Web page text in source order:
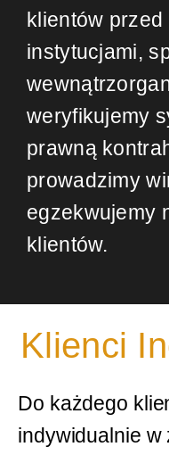
klientów
instytucjami,
weryfikujemy
prawną
prowadzimy
egzekwujemy
klientów.
Klienci
Do każdego
indywidualnie w